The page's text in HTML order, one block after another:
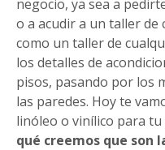
negocio, ya sea a
o a acudir a un taller
como un taller de
los detalles de
pisos, pasando por los
las paredes. Hoy te
linóleo o vinílico para
qué creemos que son